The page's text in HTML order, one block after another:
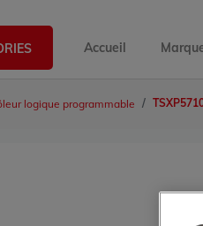
Accueil
logique programmable